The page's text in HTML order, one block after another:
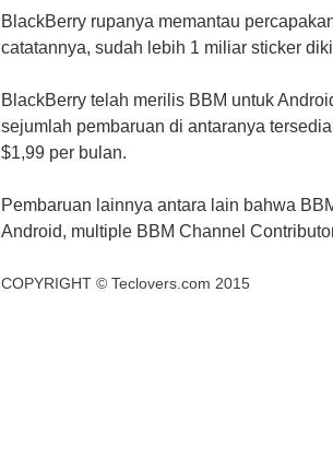
BlackBerry rupanya memantau
catatannya, sudah lebih 1 miliar sticker
BlackBerry telah merilis BBM untuk
sejumlah pembaruan di antaranya
$1,99 per bulan.
Pembaruan lainnya antara lain bahwa
Android, multiple BBM Channel
COPYRIGHT © Teclovers.com 2015